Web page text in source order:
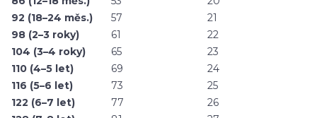
92 (18–24 měs.)
57
21
98 (2–3 roky)
61
22
104 (3–4 roky)
65
23
110 (4–5 let)
69
24
116 (5–6 let)
73
25
122 (6–7 let)
77
26